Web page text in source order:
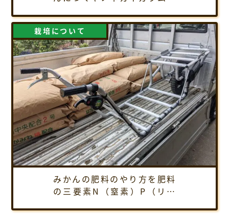
方を解説！
みかんの肥料のやり方を肥料
の三要素N（窒素）P（リン
栽培について